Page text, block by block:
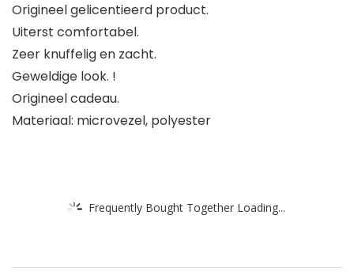
Origineel gelicentieerd product.
Uiterst comfortabel.
Zeer knuffelig en zacht.
Geweldige look. !
Origineel cadeau.
Materiaal: microvezel, polyester
Frequently Bought Together Loading...